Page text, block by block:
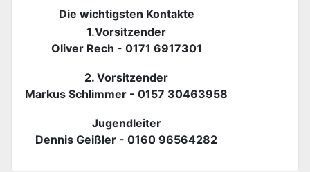
Die wichtigsten Kontakte
1.Vorsitzender
Oliver Rech - 0171 6917301
2. Vorsitzender
Markus Schlimmer - 0157 30463958
Jugendleiter
Dennis Geißler - 0160 96564282